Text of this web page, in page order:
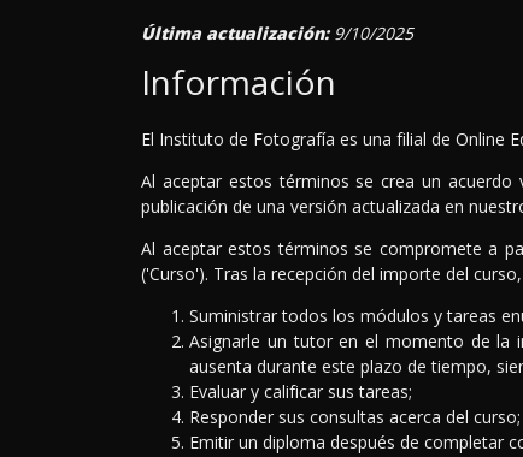
Última actualización:9/10/2025
Información
El Instituto de Fotografía es una filial de Online
Al aceptar estos términos se crea un
publicación de una versión actualizada en
Al aceptar estos términos se compromete a
('Curso'). Tras la recepción del importe del
Suministrar todos los módulos y tareas
Asignarle un tutor en el momento de la
ausenta durante este plazo de tiempo,
Evaluar y calificar sus tareas;
Responder sus consultas acerca del
Emitir un diploma después de completar